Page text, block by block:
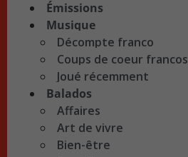
Émissions
Musique
Décompte franco
Coups de coeur francos
Joué récemment
Balados
Affaires
Art de vivre
Bien-être